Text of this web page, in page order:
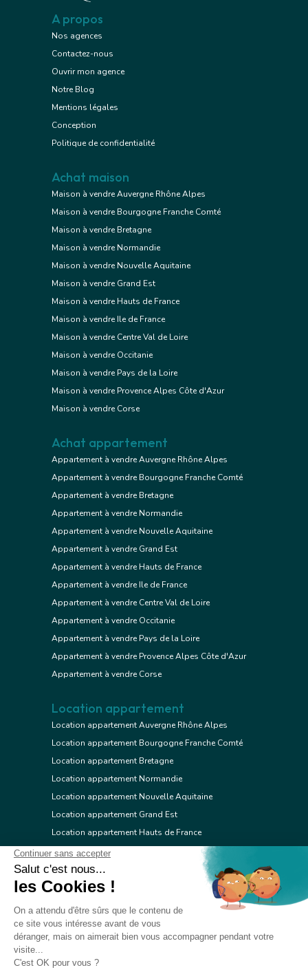
A propos
Nos agences
Contactez-nous
Ouvrir mon agence
Notre Blog
Mentions légales
Conception
Politique de confidentialité
Achat maison
Maison à vendre Auvergne Rhône Alpes
Maison à vendre Bourgogne Franche Comté
Maison à vendre Bretagne
Maison à vendre Normandie
Maison à vendre Nouvelle Aquitaine
Maison à vendre Grand Est
Maison à vendre Hauts de France
Maison à vendre Ile de France
Maison à vendre Centre Val de Loire
Maison à vendre Occitanie
Maison à vendre Pays de la Loire
Maison à vendre Provence Alpes Côte d'Azur
Maison à vendre Corse
Achat appartement
Appartement à vendre Auvergne Rhône Alpes
Appartement à vendre Bourgogne Franche Comté
Appartement à vendre Bretagne
Appartement à vendre Normandie
Appartement à vendre Nouvelle Aquitaine
Appartement à vendre Grand Est
Appartement à vendre Hauts de France
Appartement à vendre Ile de France
Appartement à vendre Centre Val de Loire
Appartement à vendre Occitanie
Appartement à vendre Pays de la Loire
Appartement à vendre Provence Alpes Côte d'Azur
Appartement à vendre Corse
Location appartement
Location appartement Auvergne Rhône Alpes
Location appartement Bourgogne Franche Comté
Location appartement Bretagne
Location appartement Normandie
Location appartement Nouvelle Aquitaine
Location appartement Grand Est
Location appartement Hauts de France
Location appartement Ile de France
Location appartement Centre Val de Loire
Location appartement Occitanie
Location appartement Provence Alpes Côte d'Azur
Location appartement Corse